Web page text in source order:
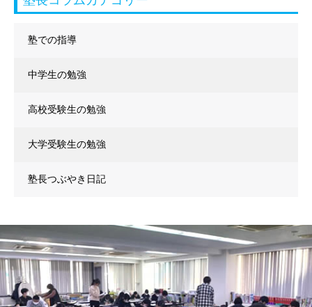
塾での指導
中学生の勉強
高校受験生の勉強
大学受験生の勉強
塾長つぶやき日記